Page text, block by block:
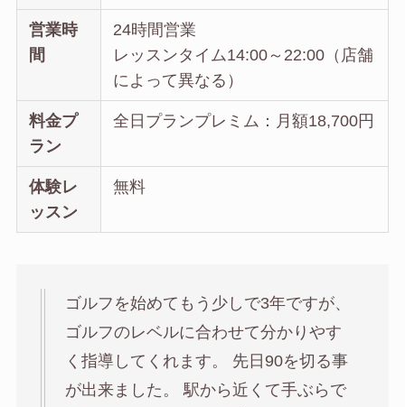
営業時
間
24時間営業
レッスンタイム14:00～22:00（店舗
によって異なる）
料金プ
ラン
全日プランプレミム：月額18,700円
体験レ
ッスン
無料
ゴルフを始めてもう少しで3年ですが、
ゴルフのレベルに合わせて分かりやす
く指導してくれます。 先日90を切る事
が出来ました。 駅から近くて手ぶらで